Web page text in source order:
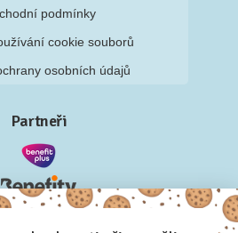
podmínky
cookie souborů
osobních údajů
Partneři